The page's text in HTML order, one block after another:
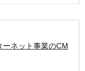
ーネット事業のCM